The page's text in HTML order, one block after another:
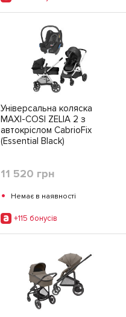
Універсальна коляска
MAXI-COSI ZELIA 2 з
автокріслом CabrioFix
(Essential Black)
11 520 грн
• Немає в наявності
+115 бонусiв